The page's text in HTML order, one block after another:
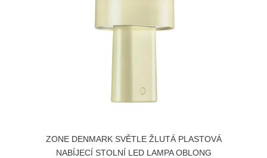
ZONE DENMARK SVĚTLE ŽLUTÁ PLASTOVÁ
NABÍJECÍ STOLNÍ LED LAMPA OBLONG